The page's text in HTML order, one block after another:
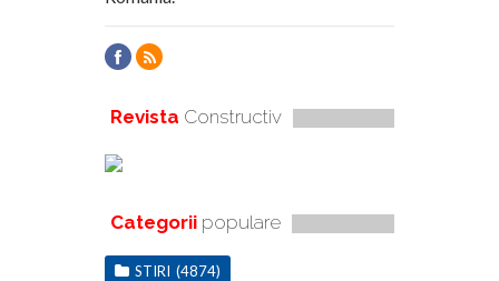
Revista Constructiv
Categorii populare
STIRI (4874)